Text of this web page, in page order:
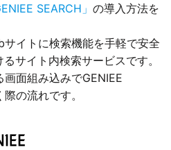
SEARCH」 の導入方法を
サイトに検索機能を手軽で安全
サイト内検索サービスです。
面組み込みでGENIEE
の流れです。